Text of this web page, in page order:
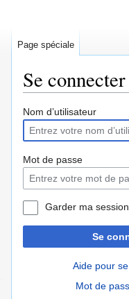
Se connecter
Aller
la
navigation
Aller
la
recherche
Nom d’utilisateur
Mot de passe
Garder ma
Se
Aide pour
Mot de
Page spéciale